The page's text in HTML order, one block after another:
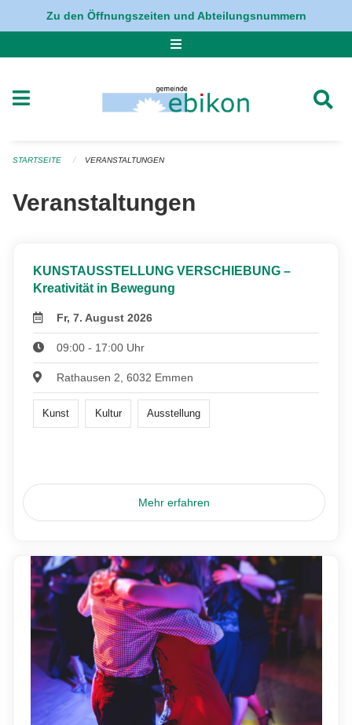
Navigation überspringen
Zu den Öffnungszeiten und Abteilungsnummern
STARTSEITE VERANSTALTUNGEN
Veranstaltungen
KUNSTAUSSTELLUNG VERSCHIEBUNG –
Kreativität in Bewegung
Fr, 7. August 2026
09:00 - 17:00 Uhr
Rathausen 2, 6032 Emmen
Kunst Kultur Ausstellung
Mehr erfahren